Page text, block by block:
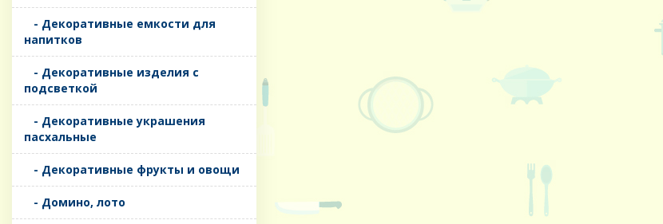
- Декоративные емкости для
напитков
- Декоративные изделия с
подсветкой
- Декоративные украшения
пасхальные
- Декоративные фрукты и овощи
- Домино, лото